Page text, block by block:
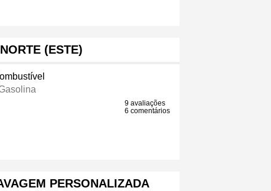
(ESTE)
9 avaliações
6 comentários
PERSONALIZADA